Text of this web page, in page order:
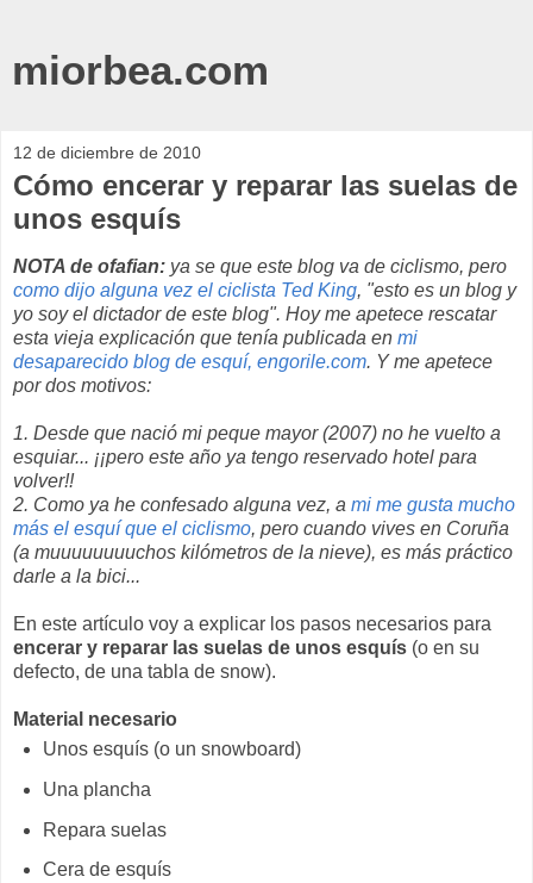
miorbea.com
12 de diciembre de 2010
Cómo encerar y reparar las suelas de
unos esquís
NOTA de ofafian: ya se que este blog va de ciclismo, pero
como dijo alguna vez el ciclista Ted King, "esto es un blog y
yo soy el dictador de este blog". Hoy me apetece rescatar
esta vieja explicación que tenía publicada en mi
desaparecido blog de esquí, engorile.com. Y me apetece
por dos motivos:
1. Desde que nació mi peque mayor (2007) no he vuelto a
esquiar... ¡¡pero este año ya tengo reservado hotel para
volver!!
2. Como ya he confesado alguna vez, a mi me gusta mucho
más el esquí que el ciclismo, pero cuando vives en Coruña
(a muuuuuuuuchos kilómetros de la nieve), es más práctico
darle a la bici...
En este artículo voy a explicar los pasos necesarios para
encerar y reparar las suelas de unos esquís (o en su
defecto, de una tabla de snow).
Material necesario
Unos esquís (o un snowboard)
Una plancha
Repara suelas
Cera de esquís